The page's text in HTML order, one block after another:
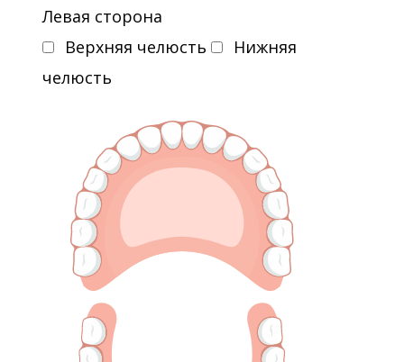
Левая сторона
Верхняя челюсть
Нижняя
челюсть